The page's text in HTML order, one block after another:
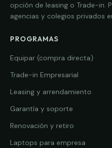
opción de leasing o Trade-in.
agencias y colegios privados
PROGRAMAS
Equipar (compra directa)
Trade-in Empresarial
Leasing y arrendamiento
Garantía y soporte
Renovación y retiro
Laptops para empresa